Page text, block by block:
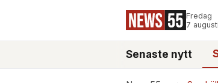
Fredag
7 augusti
Senaste nytt